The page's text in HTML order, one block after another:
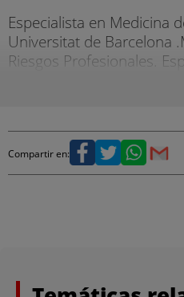
Especialista en Medicina
Universitat de Barcelona
Riesgos Profesionales.
Departamento de
Carlos Carreras Nadal
Enfermera y Licenciada
Compartir en: